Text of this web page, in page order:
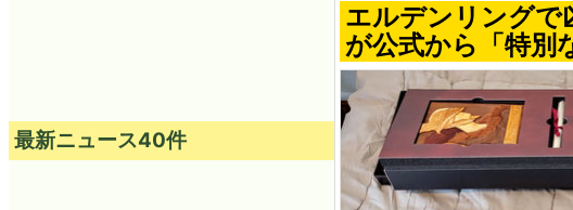
エルデンリング
が公式から「特別
最新ニュース40件